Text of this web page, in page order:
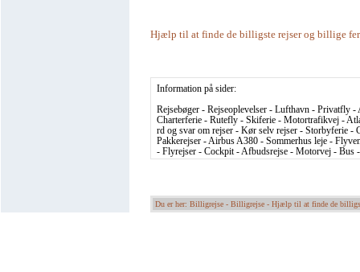
Hjælp til at finde de billigste rejser og billige
Information på sider:
Rejsebøger - Rejseoplevelser - Lufthavn - Privatfly
Charterferie - Rutefly - Skiferie - Motortrafikvej -
rd og svar om rejser - Kør selv rejser - Storbyferie -
Pakkerejser - Airbus A380 - Sommerhus leje -
- Flyrejser - Cockpit - Afbudsrejse - Motorvej - Bus
Du er her: Billigrejse - Billigrejse - Hjælp til at finde de